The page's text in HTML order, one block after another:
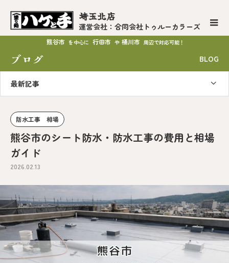
埼玉北店
運営会社：合同会社トゥルーカラーズ
熊谷市 を中心に 行田市 や 桶川市 周辺で対応可能！
ブログ BLOG
最新記事
防水工事 相場
熊谷市のシート防水・防水工事の費用と相場
ガイド
2026.02.13